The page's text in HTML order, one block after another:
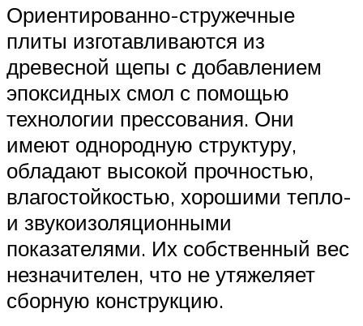
Ориентированно-стружечные
плиты изготавливаются из
древесной щепы с добавлением
эпоксидных смол с помощью
технологии прессования. Они
имеют однородную структуру,
обладают высокой прочностью,
влагостойкостью, хорошими тепло-
и звукоизоляционными
показателями. Их собственный вес
незначителен, что не утяжеляет
сборную конструкцию.